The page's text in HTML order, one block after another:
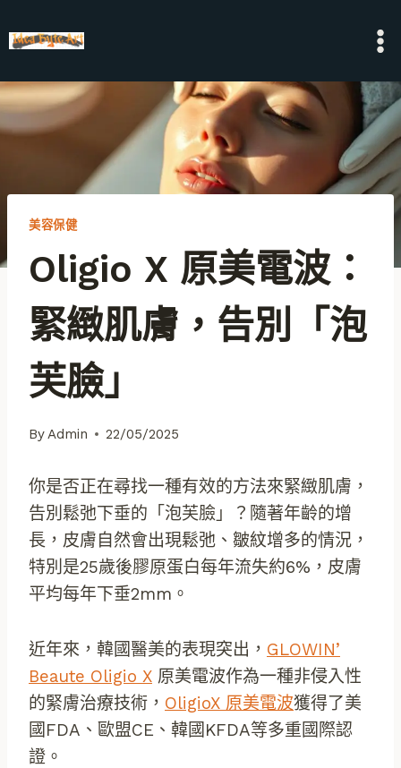
to
美容保健
Oligio X 原美電波：
緊緻肌膚，告別「泡
芙臉」
ByAdmin 22/05/2025
你是否正在尋找一種有效的方法來緊緻肌膚，
告別鬆弛下垂的「泡芙臉」？隨著年齡的增
長，皮膚自然會出現鬆弛、皺紋增多的情況，
特別是25歲後膠原蛋白每年流失約6%，皮膚
平均每年下垂2mm。
近年來，韓國醫美的表現突出， GLOWIN’
Beaute Oligio X 原美電波作為一種非侵入性
的緊膚治療技術， OligioX 原美電波獲得了美
國FDA、歐盟CE、韓國KFDA等多重國際認
證。